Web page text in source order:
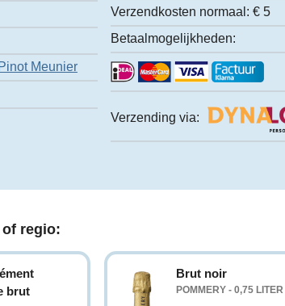
Pinot Meunier
Verzendkosten normaal: € 5
Betaalmogelijkheden:
Verzending via:
regio:
brut
Brut noir
POMMERY - 0,75 LITER